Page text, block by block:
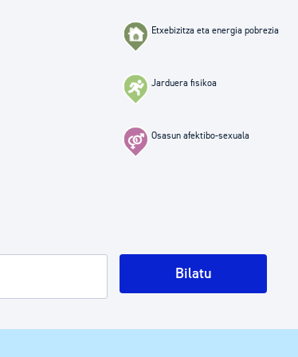
Iragarki ofizialen taula
Egutegi fiskala
Gardentasun ataria
Etxebizitza eta energia pobrezia
Jarduera fisikoa
Osasun afektibo-sexuala
Bilatu